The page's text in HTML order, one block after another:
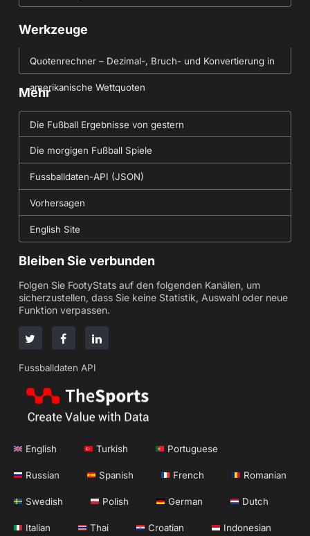
Werkzeuge
Quotenrechner – Dezimal-, Bruch- und Konvertierung in
amerikanische Wettquoten
Mehr
Die Fußball Ergebnisse von gestern
Die morgigen Fußball Spiele
Fussballdaten-API (JSON)
Vorhersagen
English Site
Bleiben Sie verbunden
Folgen Sie FootyStats auf den folgenden Kanälen, um
sicherzustellen, dass Sie keine Statistik, Auswahl oder neue
Funktion verpassen.
Fussballdaten API
English Turkish Portuguese
Russian Spanish French Romanian
Swedish Polish German Dutch
Italian Thai Croatian Indonesian